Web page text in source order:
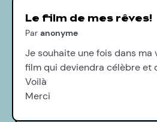
Le film de mes rêves!
Par anonyme
Je souhaite une fois dans ma
film qui deviendra célèbre et
Voilà
Merci